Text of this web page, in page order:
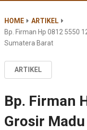
HOME
ARTIKEL
Bp. Firman Hp 0812 5550
Sumatera Barat
ARTIKEL
Bp. Firman
Grosir